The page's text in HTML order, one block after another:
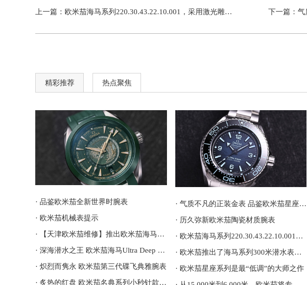
上一篇： 欧米茄海马系列220.30.43.22.10.001，采用激光雕刻和着色工艺呈现地球地形 下一篇： 气
精彩推荐 热点聚焦
· 品鉴欧米茄全新世界时腕表
· 欧米茄机械表提示
· 【天津欧米茄维修】推出欧米茄海马潜水员300M计时码表
· 深海潜水之王 欧米茄海马Ultra Deep 6000米专业潜水表
· 炽烈而隽永 欧米茄第三代碟飞典雅腕表
· 炙热的红盘 欧米茄名典系列小秒针款腕表
· 气质不凡的正装金表 品鉴欧米茄星座系列腕表
· 历久弥新欧米茄陶瓷材质腕表
· 欧米茄海马系列220.30.43.22.10.001，采用激光雕刻和着色工艺呈现地球地形
· 欧米茄推出了海马系列300米潜水表詹姆斯·邦德60周年纪念款
· 欧米茄星座系列是最“低调”的大师之作